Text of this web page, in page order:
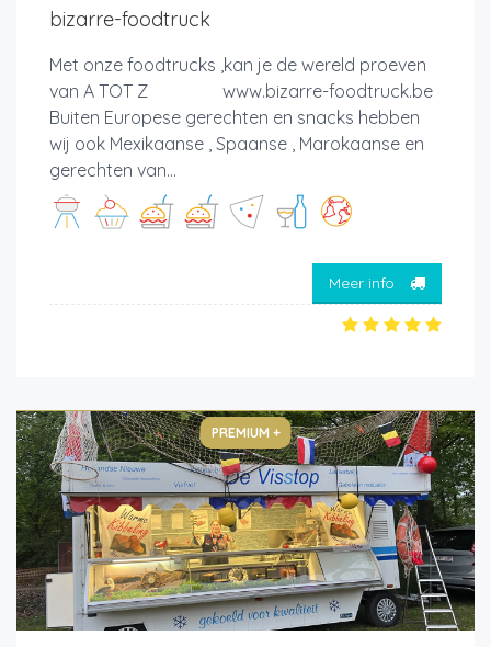
bizarre-foodtruck
Met onze foodtrucks ,kan je de wereld proeven
van A TOT Z www.bizarre-foodtruck.be
Buiten Europese gerechten en snacks hebben
wij ook Mexikaanse , Spaanse , Marokaanse en
gerechten van...
Meer info
PREMIUM +